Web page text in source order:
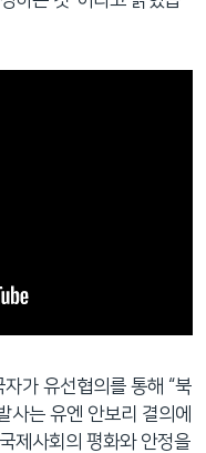
가 유선협의를 통해 “북
는 유엔 안보리 결의에
제사회의 평화와 안정을